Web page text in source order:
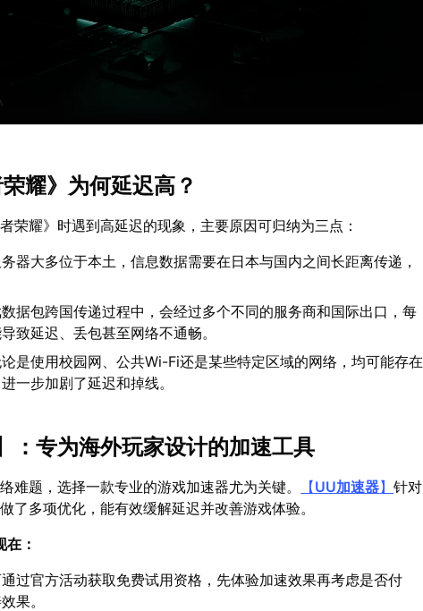
耀》为何延迟高？
荣耀》时遇到高延迟的现象，主要原因可归纳为三点：
务器大多位于本土，信息数据需要在日本与国内之间长距离传递，
数据包跨国传递过程中，会经过多个不同的服务商和国际出口，每
致延迟、丢包甚至网络不通畅。
论是使用校园网、公共Wi-Fi还是某些特定区域的网络，均可能存在
一步加剧了延迟和掉线。
：专为海外玩家设计的加速工具
难题，选择一款专业的游戏加速器尤为关键。 【UU加速器】针对
了多项优化，能有效缓解延迟并改善游戏体验。
在：
通过官方活动获取免费试用资格，先体验加速效果再考虑是否付
果。